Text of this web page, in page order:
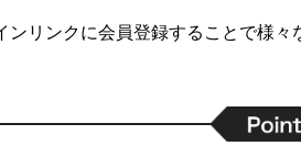
ンリンクに会員登録することで様々